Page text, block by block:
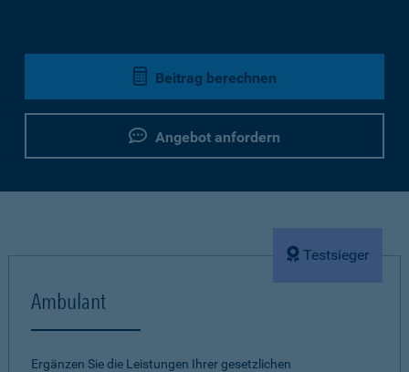
Beitrag berechnen
Angebot anfordern
Testsieger
Ambulant
Ergänzen Sie die Leistungen Ihrer gesetzlichen